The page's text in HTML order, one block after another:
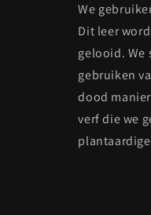
We
Dit leer
gelooid. We
gebruiken
dood
verf die we